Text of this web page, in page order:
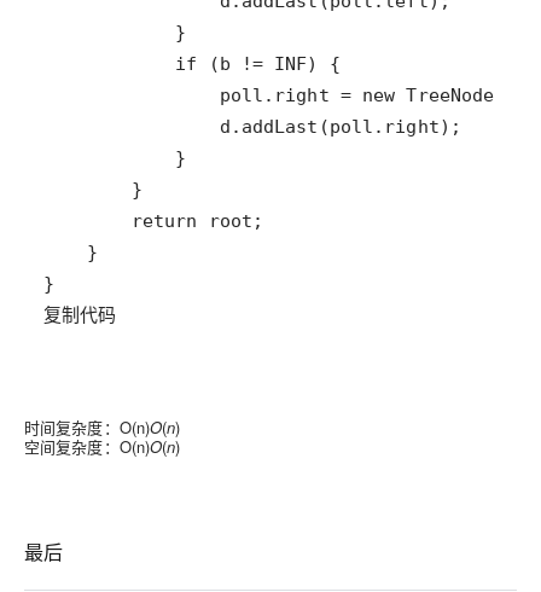
复制代码
时间复杂度： O(n)O(n)
空间复杂度： O(n)O(n)
最后